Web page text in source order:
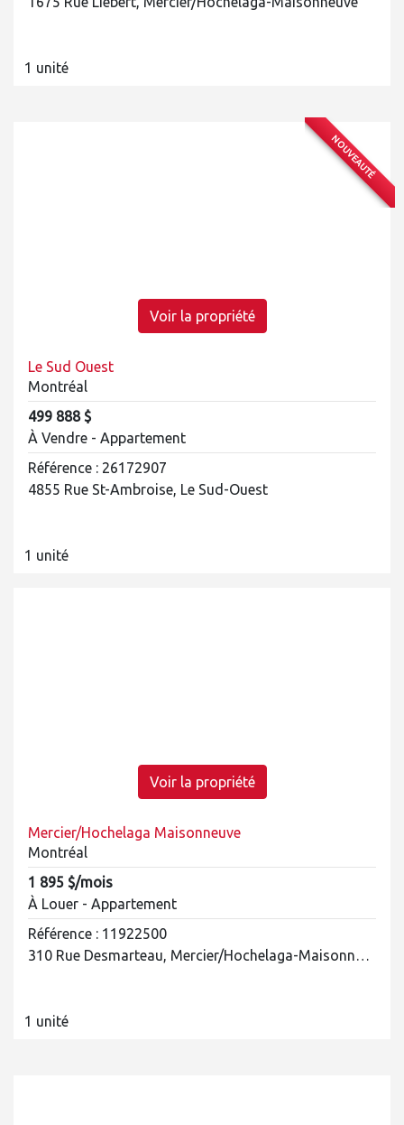
1 unité
NOUVEAUTÉ
Voir la propriété
Le Sud Ouest
Montréal
499 888 $
À Vendre - Appartement
Référence : 26172907
4855 Rue St-Ambroise, Le Sud-Ouest
1 unité
Voir la propriété
Mercier/Hochelaga Maisonneuve
Montréal
1 895 $/mois
À Louer - Appartement
Référence : 11922500
310 Rue Desmarteau, Mercier/Hochelaga-Maisonneuve
1 unité